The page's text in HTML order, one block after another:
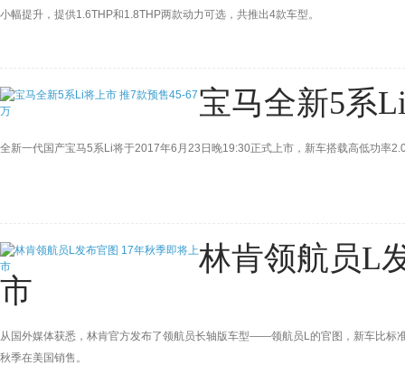
小幅提升，提供1.6THP和1.8THP两款动力可选，共推出4款车型。
宝马全新5系
全新一代国产宝马5系Li将于2017年6月23日晚19:30正式上市，新车搭载高低功率
林肯领航员L
市
从国外媒体获悉，林肯官方发布了领航员长轴版车型——领航员L的官图，新车比标
秋季在美国销售。